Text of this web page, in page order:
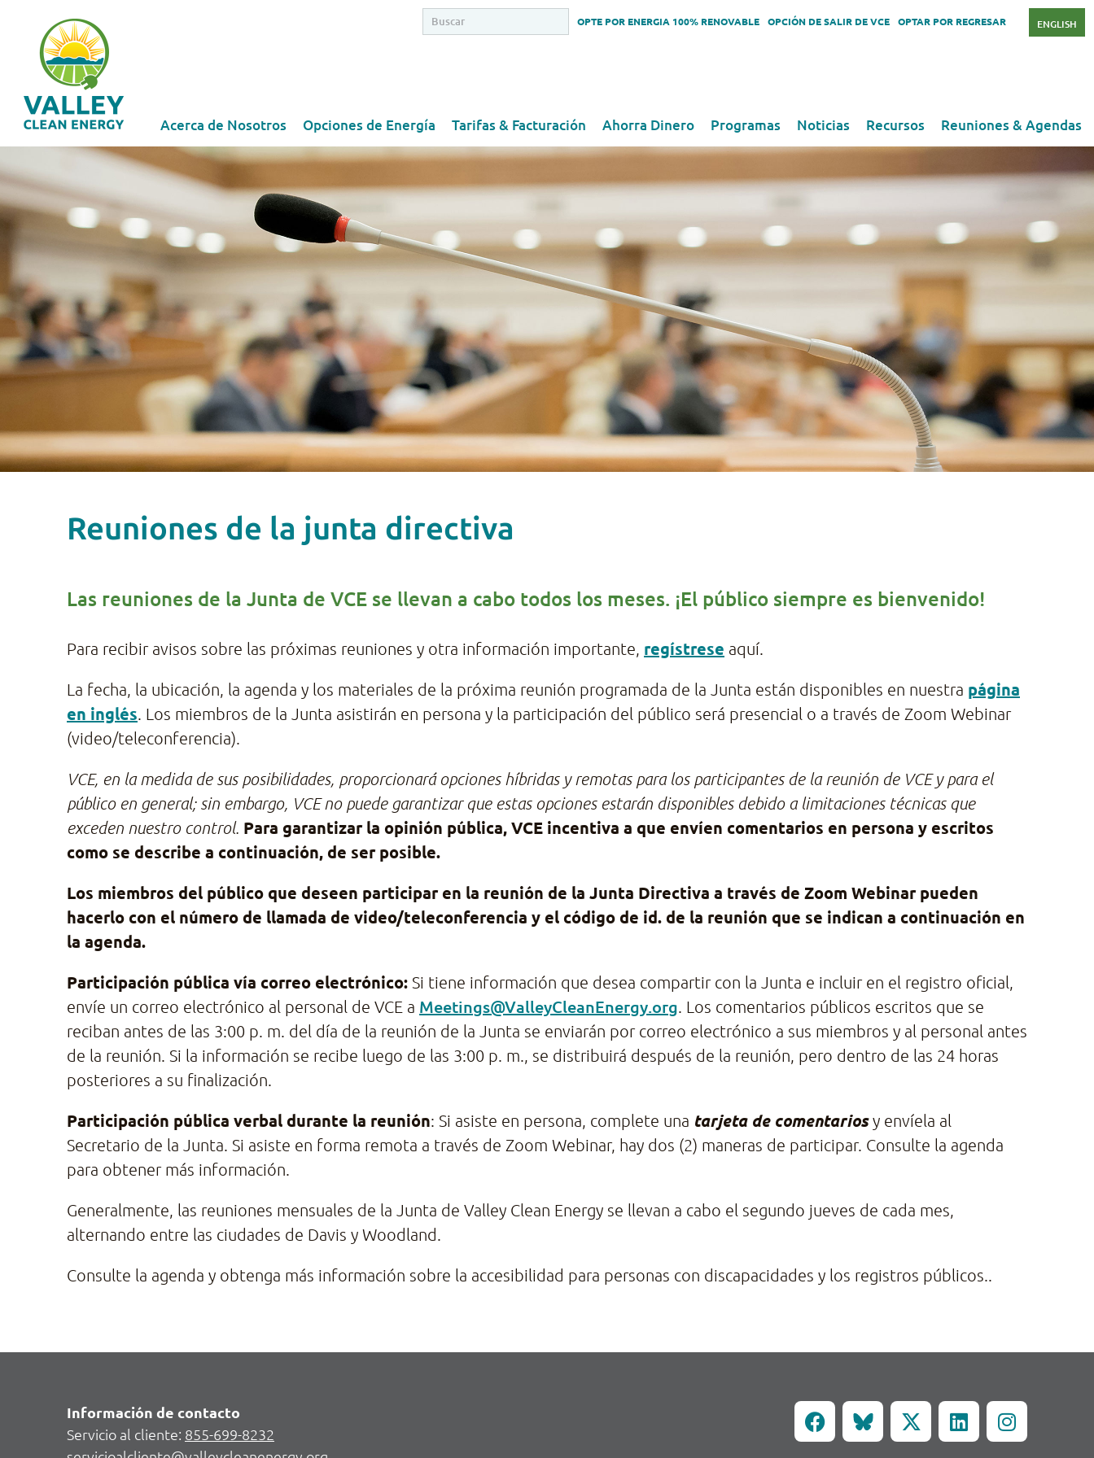
OPTE POR ENERGIA 100% RENOVABLE OPCIÓN DE SALIR DE VCE OPTAR POR REGRESAR ENGLISH
Acerca de Nosotros Opciones de Energía Tarifas & Facturación Ahorra Dinero Programas Noticias Recursos Reuniones & Agendas
Reuniones de la junta directiva
Las reuniones de la Junta de VCE se llevan a cabo todos los meses. ¡El público siempre es bienvenido!
Para recibir avisos sobre las próximas reuniones y otra información importante, regístrese aquí.
La fecha, la ubicación, la agenda y los materiales de la próxima reunión programada de la Junta están disponibles en nuestra página
en inglés. Los miembros de la Junta asistirán en persona y la participación del público será presencial o a través de Zoom Webinar
(video/teleconferencia).
VCE, en la medida de sus posibilidades, proporcionará opciones híbridas y remotas para los participantes de la reunión de VCE y para el
público en general; sin embargo, VCE no puede garantizar que estas opciones estarán disponibles debido a limitaciones técnicas que
exceden nuestro control. Para garantizar la opinión pública, VCE incentiva a que envíen comentarios en persona y escritos
como se describe a continuación, de ser posible.
Los miembros del público que deseen participar en la reunión de la Junta Directiva a través de Zoom Webinar pueden
hacerlo con el número de llamada de video/teleconferencia y el código de id. de la reunión que se indican a continuación en
la agenda.
Participación pública vía correo electrónico: Si tiene información que desea compartir con la Junta e incluir en el registro oficial,
envíe un correo electrónico al personal de VCE a Meetings@ValleyCleanEnergy.org. Los comentarios públicos escritos que se
reciban antes de las 3:00 p. m. del día de la reunión de la Junta se enviarán por correo electrónico a sus miembros y al personal antes
de la reunión. Si la información se recibe luego de las 3:00 p. m., se distribuirá después de la reunión, pero dentro de las 24 horas
posteriores a su finalización.
Participación pública verbal durante la reunión: Si asiste en persona, complete una tarjeta de comentariosy envíela al
Secretario de la Junta. Si asiste en forma remota a través de Zoom Webinar, hay dos (2) maneras de participar. Consulte la agenda
para obtener más información.
Generalmente, las reuniones mensuales de la Junta de Valley Clean Energy se llevan a cabo el segundo jueves de cada mes,
alternando entre las ciudades de Davis y Woodland.
Consulte la agenda y obtenga más información sobre la accesibilidad para personas con discapacidades y los registros públicos..
Información de contacto
Servicio al cliente: 855-699-8232